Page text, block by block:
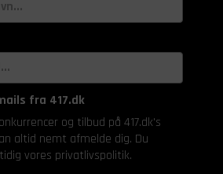
fra 417.dk
og tilbud på 417.dk's
altid nemt afmelde dig. Du
vores privatlivspolitik.